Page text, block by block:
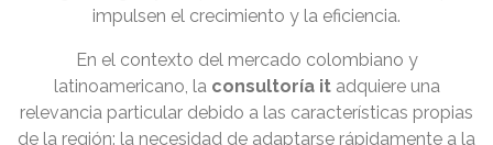
impulsen el crecimiento y la eficiencia.
En el contexto del mercado colombiano y
latinoamericano, la consultoría itadquiere una
relevancia particular debido a las características propias
de la región: la necesidad de adaptarse rápidamente a la